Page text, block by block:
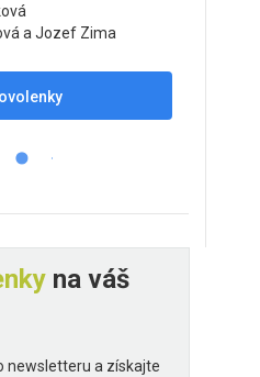
a Jozef Zima
na váš
newsletteru a získajte